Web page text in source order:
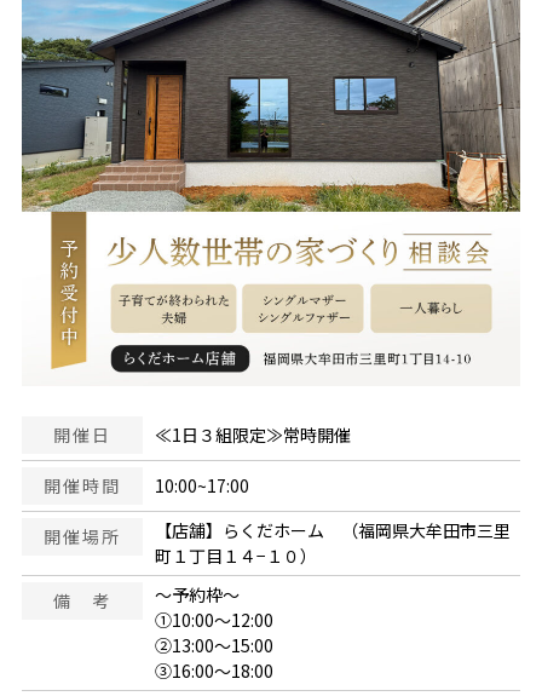
開催日 ≪1日３組限定≫常時開催
開催時間 10:00~17:00
開催場所
【店舗】らくだホーム （福岡県大牟田市三里
町１丁目１４−１０）
備 考
～予約枠～
①10:00～12:00
②13:00～15:00
③16:00～18:00